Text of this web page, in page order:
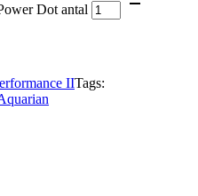
Dot antal
IITags: